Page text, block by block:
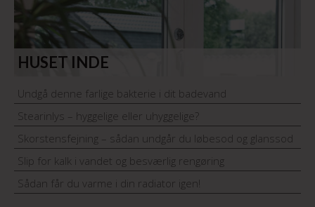
HUSET INDE
Undgå denne farlige bakterie i dit badevand
Stearinlys – hyggelige eller uhyggelige?
Skorstensfejning – sådan undgår du løbesod og glanssod
Slip for kalk i vandet og besværlig rengøring
Sådan får du varme i din radiator igen!